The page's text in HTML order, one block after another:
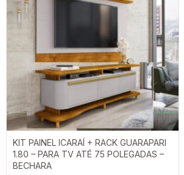
KIT PAINEL ICARAÍ + RACK GUARAPARI
1.80 – PARA TV ATÉ 75 POLEGADAS –
BECHARA